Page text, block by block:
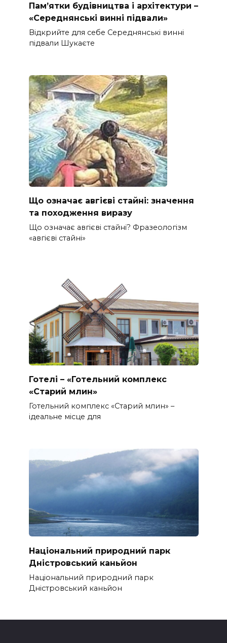
Пам’ятки будівництва і архітектури –
«Середнянські винні підвали»
Відкрийте для себе Середнянські винні
підвали Шукаєте
Що означає авгієві стайні: значення
та походження виразу
Що означає авгієві стайні? Фразеологізм
«авгієві стайні»
Готелі – «Готельний комплекс
«Старий млин»
Готельний комплекс «Старий млин» –
ідеальне місце для
Національний природний парк
Дністровський каньйон
Національний природний парк
Дністровський каньйон